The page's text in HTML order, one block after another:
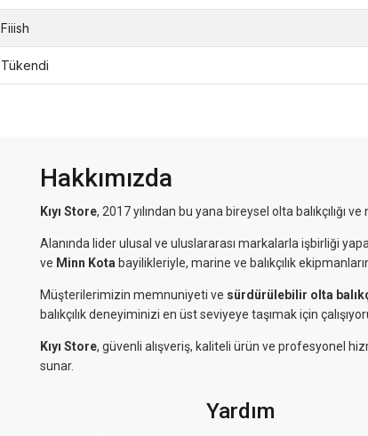
Fiiish
Tükendi
Hakkımızda
Kıyı Store, 2017 yılından bu yana bireysel olta
Alanında lider ulusal ve uluslararası markalarla işbirliği
ve Minn Kota bayilikleriyle, marine ve balıkçılık
Müşterilerimizin memnuniyeti ve sürdürülebilir olta
balıkçılık deneyiminizi en üst seviyeye taşımak için
Kıyı Store, güvenli alışveriş, kaliteli ürün ve profesyonel
sunar.
Yardım